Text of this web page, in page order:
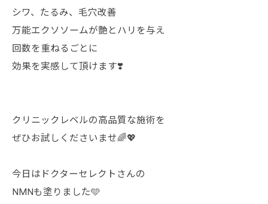
シワ、たるみ、毛穴改善
万能エクソソームが艶とハリを与え
回数を重ねるごとに
効果を実感して頂けます❣️
クリニックレベルの高品質な施術を
ぜひお試しくださいませ🌈💖
今日はドクターセレクトさんの
NMNも塗りました🩵